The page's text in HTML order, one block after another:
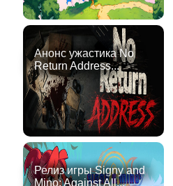
Анонс ужастика No
Return Address...
Релиз игры Signy and
Mino: Against All...